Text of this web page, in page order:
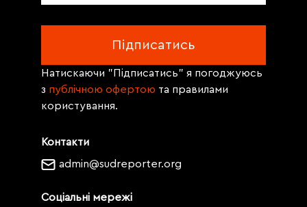
Контакти
admin@sudreporter.org
Соціальні мережі
Натискаючи "Підписатись" я погоджуюсь
з публічною офертою та правилами
користування.